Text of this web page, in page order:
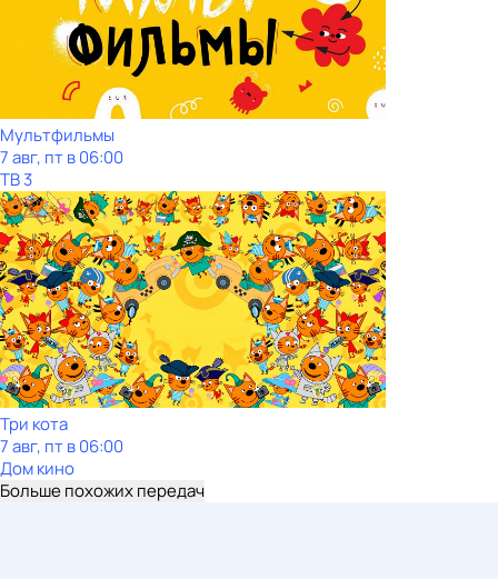
Мультфильмы
7 авг, пт в 06:00
ТВ 3
Три кота
7 авг, пт в 06:00
Дом кино
Больше похожих передач